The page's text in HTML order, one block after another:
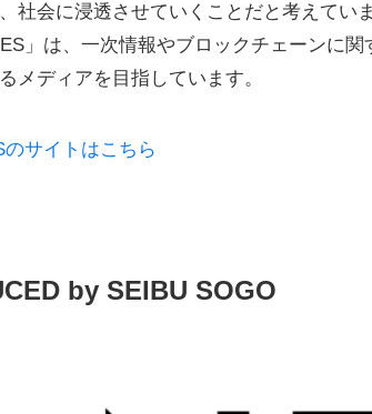
社会に浸透させていくことだと考えていま
」は、一次情報やブロックチェーンに
メディアを目指しています。
サイトはこちら
by SEIBU SOGO